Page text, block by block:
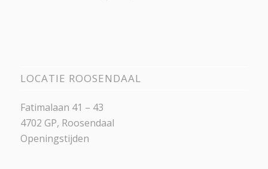
LOCATIE ROOSENDAAL
Fatimalaan 41 – 43
4702 GP, Roosendaal
Openingstijden